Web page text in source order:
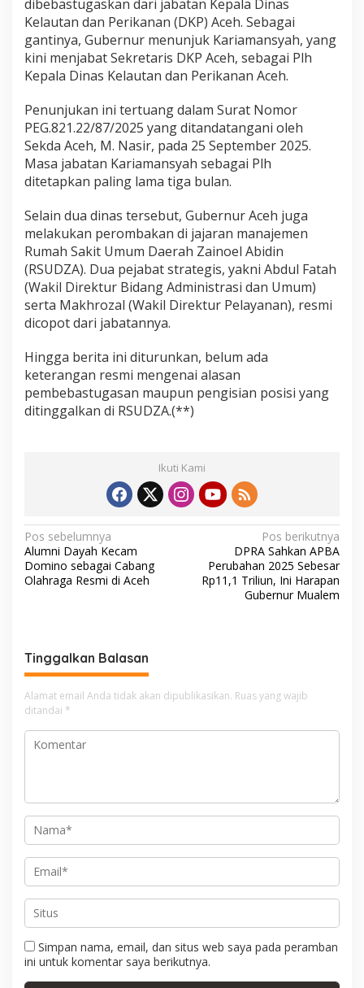
dibebastugaskan dari jabatan Kepala Dinas
Kelautan dan Perikanan (DKP) Aceh. Sebagai
gantinya, Gubernur menunjuk Kariamansyah, yang
kini menjabat Sekretaris DKP Aceh, sebagai Plh
Kepala Dinas Kelautan dan Perikanan Aceh.
Penunjukan ini tertuang dalam Surat Nomor
PEG.821.22/87/2025 yang ditandatangani oleh
Sekda Aceh, M. Nasir, pada 25 September 2025.
Masa jabatan Kariamansyah sebagai Plh
ditetapkan paling lama tiga bulan.
Selain dua dinas tersebut, Gubernur Aceh juga
melakukan perombakan di jajaran manajemen
Rumah Sakit Umum Daerah Zainoel Abidin
(RSUDZA). Dua pejabat strategis, yakni Abdul Fatah
(Wakil Direktur Bidang Administrasi dan Umum)
serta Makhrozal (Wakil Direktur Pelayanan), resmi
dicopot dari jabatannya.
Hingga berita ini diturunkan, belum ada
keterangan resmi mengenai alasan
pembebastugasan maupun pengisian posisi yang
ditinggalkan di RSUDZA.(**)
Ikuti Kami
N
a
v
a
s
i
p
o
Pos sebelumnya
Alumni Dayah Kecam
Domino sebagai Cabang
Olahraga Resmi di Aceh
Pos berikutnya
DPRA Sahkan APBA
Perubahan 2025 Sebesar
Rp11,1 Triliun, Ini Harapan
Gubernur Mualem
Tinggalkan Balasan
Alamat email Anda tidak akan dipublikasikan. Ruas yang wajib
ditandai *
Simpan nama, email, dan situs web saya pada peramban
ini untuk komentar saya berikutnya.